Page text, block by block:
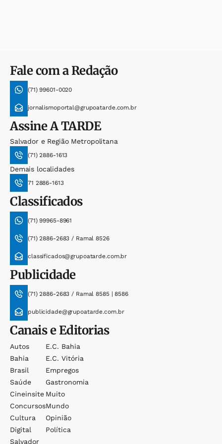
Fale com a Redação
(71) 99601-0020
jornalismoportal@grupoatarde.com.br
AssineA TARDE
Salvador e Região Metropolitana
(71) 2886-1613
Demais localidades
71 2886-1613
Classificados
(71) 99965-8961
(71) 2886-2683 / Ramal 8526
classificados@grupoatarde.com.br
Publicidade
(71) 2886-2683 / Ramal 8585 | 8586
publicidade@grupoatarde.com.br
Canais e Editorias
Autos
Bahia
Brasil
Saúde
Cineinsite
Concursos
Cultura
Digital
Salvador
E.c. Bahia
E.c. Vitória
Empregos
Gastronomia
Muito
Mundo
Opinião
Política